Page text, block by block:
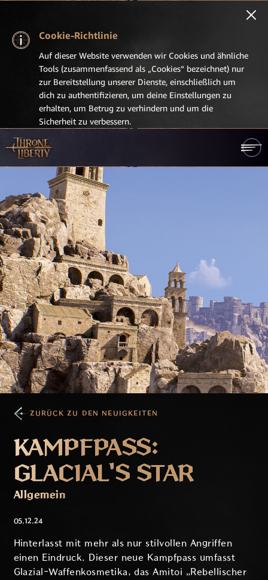
Cookie-Richtlinie
Auf dieser Website verwenden wir Cookies und ähnliche
Tools (zusammenfassend als „Cookies“ bezeichnet) nur
zur Bereitstellung unserer Dienste, einschließlich um
dich zu authentifizieren, um deine Einstellungen zu
erhalten, um Betrug zu verhindern und um die
Sicherheit zu verbessern.
ZURÜCK ZU DEN NEUIGKEITEN
KAMPFPASS:
GLACIAL'S STAR
Allgemein
05.12.24
Hinterlasst mit mehr als nur stilvollen Angriffen
einen Eindruck. Dieser neue Kampfpass umfasst
Glazial-Waffenkosmetika, das Amitoi „Rebellischer